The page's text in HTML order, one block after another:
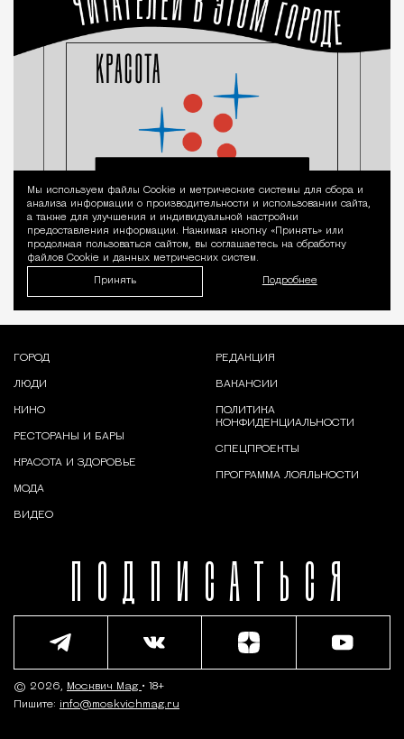
Уведомление
Мы используем файлы Сookie и метрические системы для сбора и
анализа информации о производительности и использовании сайта,
а также для улучшения и индивидуальной настройки
предоставления информации. Нажимая кнопку «Принять» или
продолжая пользоваться сайтом, вы соглашаетесь на обработку
файлов Cookie и данных метрических систем.
Принять Подробнее
ПОДПИСАТЬСЯ
ГОРОД
ЛЮДИ
КИНО
РЕСТОРАНЫ И БАРЫ
КРАСОТА И ЗДОРОВЬЕ
МОДА
ВИДЕО
РЕДАКЦИЯ
ВАКАНСИИ
ПОЛИТИКА
КОНФИДЕНЦИАЛЬНОСТИ
СПЕЦПРОЕКТЫ
ПРОГРАММА ЛОЯЛЬНОСТИ
© 2026, Москвич Mag • 18+
Пишите: info@moskvichmag.ru